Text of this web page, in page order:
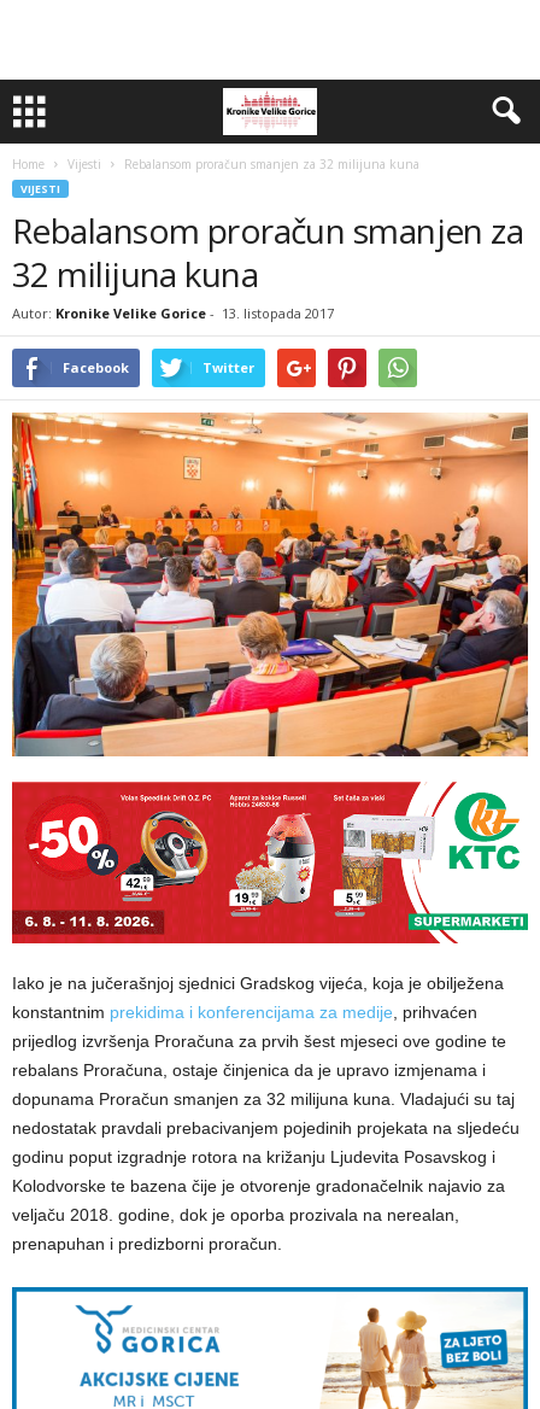
Home Vijesti Rebalansom proračun smanjen za 32 milijuna kuna
VIJESTI
Rebalansom proračun smanjen za
32 milijuna kuna
Autor: Kronike Velike Gorice - 13. listopada 2017
Facebook Twitter
Iako je na jučerašnjoj sjednici Gradskog vijeća, koja je obilježena
konstantnim prekidima i konferencijama za medije , prihvaćen
prijedlog izvršenja Proračuna za prvih šest mjeseci ove godine te
rebalans Proračuna, ostaje činjenica da je upravo izmjenama i
dopunama Proračun smanjen za 32 milijuna kuna. Vladajući su taj
nedostatak pravdali prebacivanjem pojedinih projekata na sljedeću
godinu poput izgradnje rotora na križanju Ljudevita Posavskog i
Kolodvorske te bazena čije je otvorenje gradonačelnik najavio za
veljaču 2018. godine, dok je oporba prozivala na nerealan,
prenapuhan i predizborni proračun.